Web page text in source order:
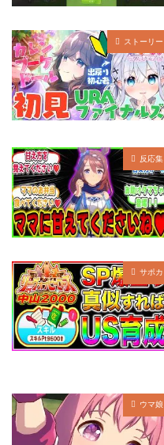
ストーリー
反応集
サポカ
ウマ娘